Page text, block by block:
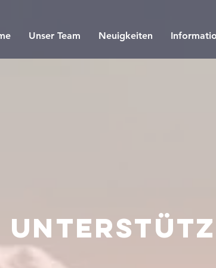
Unser Team Neuigkeiten